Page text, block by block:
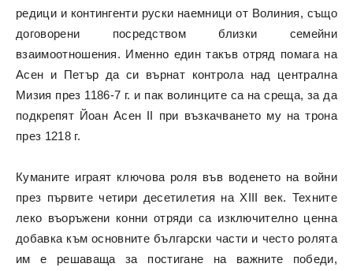
редици и контингенти руски наемници от Волиния, също
договорени посредством близки семейни
взаимоотношения. Именно един такъв отряд помага на
Асен и Петър да си върнат контрола над централна
Мизия през 1186-7 г. и пак волинците са на среща, за да
подкрепят Йоан Асен II при възкачването му на трона
през 1218 г.
Куманите играят ключова роля във воденето на войни
през първите четири десетилетия на XIII век. Техните
леко въоръжени конни отряди са изключително ценна
добавка към основните български части и често ролята
им е решаваща за постигане на важните победи,